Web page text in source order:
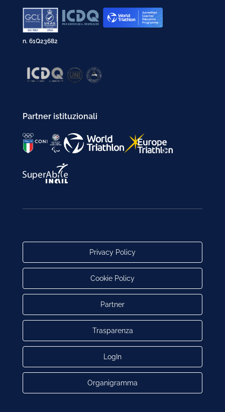
n. 61Q23682
Partner istituzionali
Privacy Policy
Cookie Policy
Partner
Trasparenza
LogIn
Organigramma